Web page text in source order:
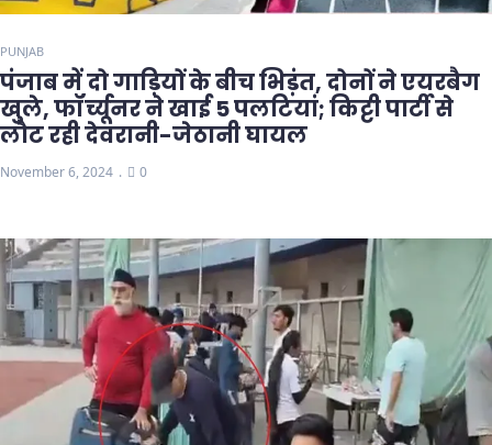
PUNJAB
पंजाब में दो गाड़ियों के बीच भिड़ंत, दोनों ने एयरबैग
खुले, फॉर्च्यूनर ने खाई 5 पलटियां; किट्टी पार्टी से
लौट रही देवरानी-जेठानी घायल
November 6, 2024 0